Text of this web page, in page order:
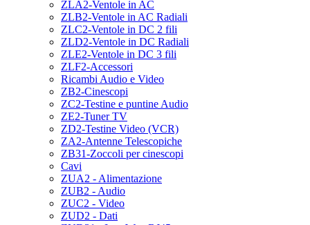
ZLA2-Ventole in AC
ZLB2-Ventole in AC Radiali
ZLC2-Ventole in DC 2 fili
ZLD2-Ventole in DC Radiali
ZLE2-Ventole in DC 3 fili
ZLF2-Accessori
Ricambi Audio e Video
ZB2-Cinescopi
ZC2-Testine e puntine Audio
ZE2-Tuner TV
ZD2-Testine Video (VCR)
ZA2-Antenne Telescopiche
ZB31-Zoccoli per cinescopi
Cavi
ZUA2 - Alimentazione
ZUB2 - Audio
ZUC2 - Video
ZUD2 - Dati